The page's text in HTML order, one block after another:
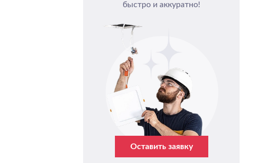
быстро и аккуратно!
Оставить заявку